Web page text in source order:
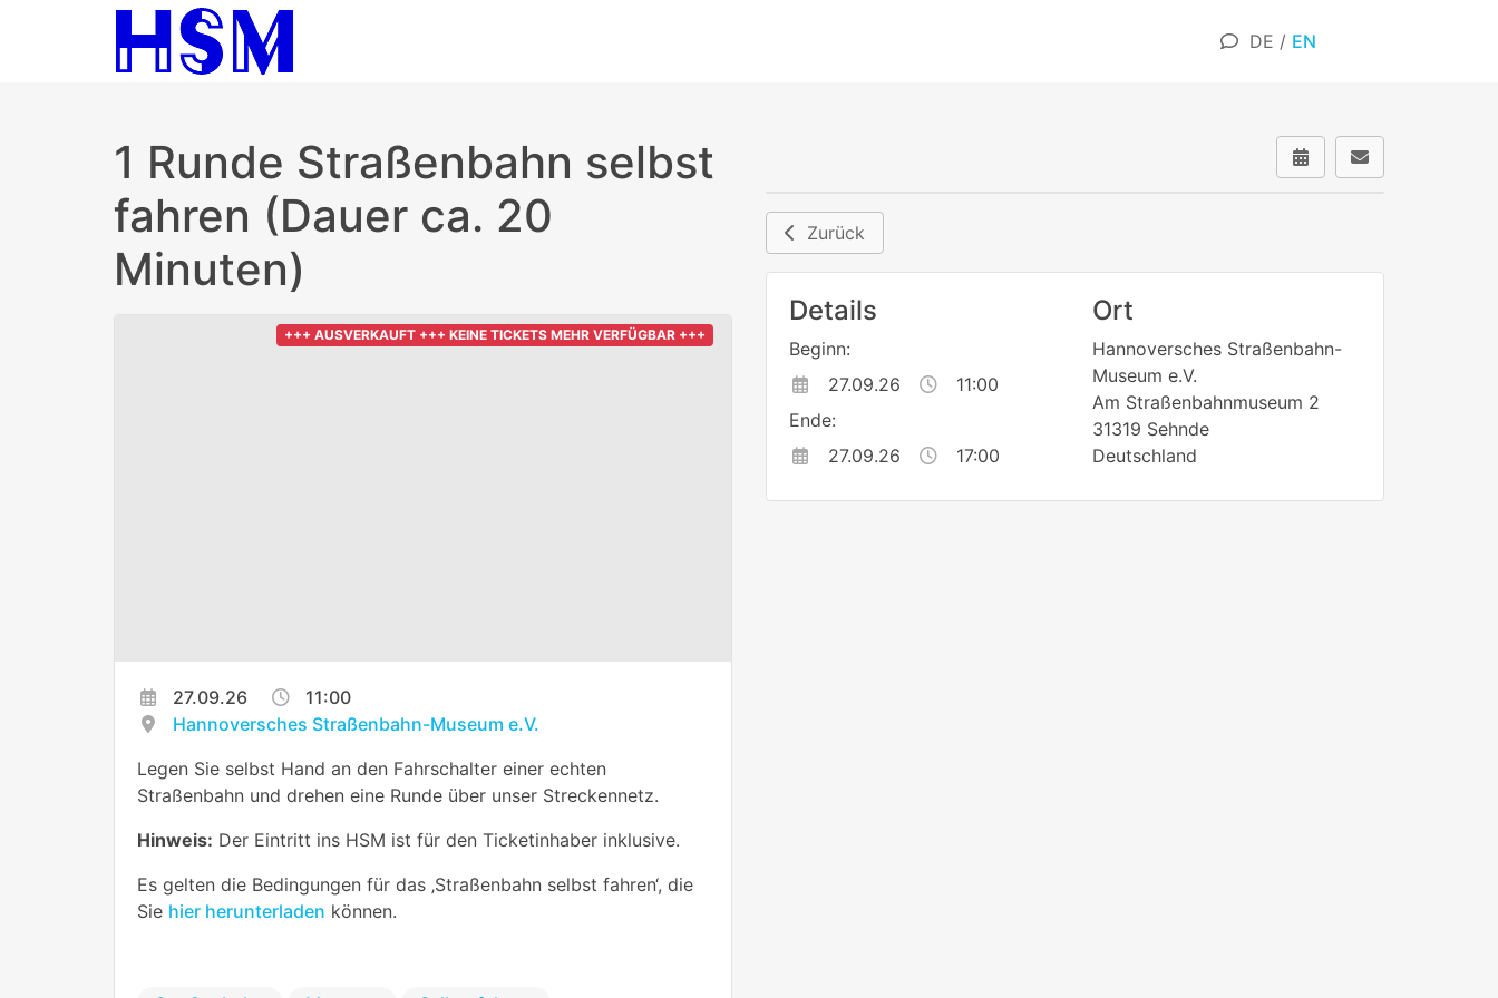
DE / EN
1 Runde Straßenbahn selbst
fahren (Dauer ca. 20
Minuten)
+++ AUSVERKAUFT +++ KEINE TICKETS MEHR VERFÜGBAR +++
27.09.26
11:00
Hannoversches Straßenbahn-Museum e.V.
Legen Sie selbst Hand an den Fahrschalter einer echten
Straßenbahn und drehen eine Runde über unser Streckennetz.
Hinweis: Der Eintritt ins HSM ist für den Ticketinhaber inklusive.
Es gelten die Bedingungen für das ‚Straßenbahn selbst fahren‘, die
Sie hier herunterladen können.
Zurück
Details
Beginn:
27.09.26
11:00
Ende:
27.09.26
17:00
Ort
Hannoversches Straßenbahn-
Museum e.V.
Am Straßenbahnmuseum 2
31319 Sehnde
Deutschland